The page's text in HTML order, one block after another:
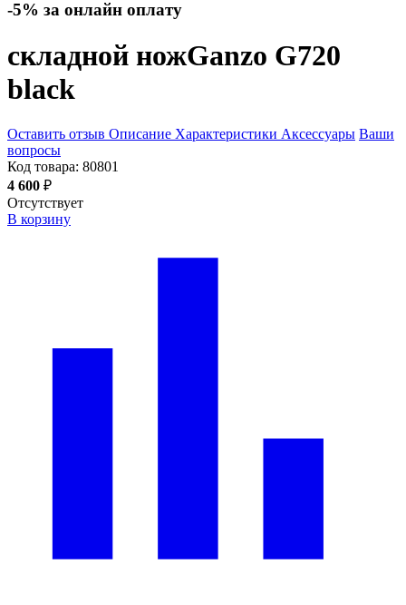
-5% за онлайн оплату
складной ножGanzo G720
black
Оставить отзыв Описание Характеристики Аксессуары Ваши
вопросы
Код товара: 80801
4 600 ₽
Отсутствует
В корзину